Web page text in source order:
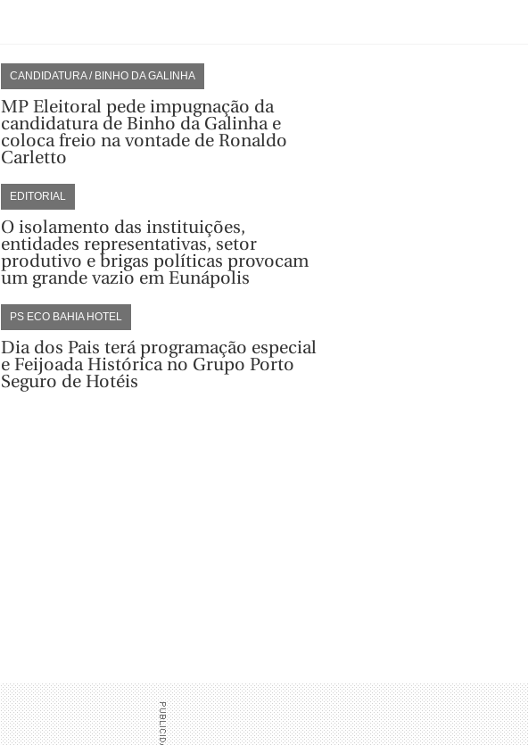
CANDIDATURA / BINHO DA GALINHA
MP Eleitoral pede impugnação da
candidatura de Binho da Galinha e
coloca freio na vontade de Ronaldo
Carletto
EDITORIAL
O isolamento das instituições,
entidades representativas, setor
produtivo e brigas políticas provocam
um grande vazio em Eunápolis
PS ECO BAHIA HOTEL
Dia dos Pais terá programação especial
e Feijoada Histórica no Grupo Porto
Seguro de Hotéis